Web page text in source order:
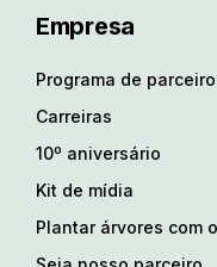
Empresa
Programa de
Carreiras
10º aniversário
Kit de mídia
Plantar árvores com